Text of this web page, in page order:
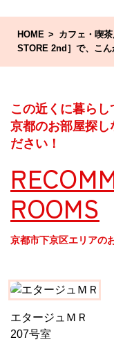
HOME カフェ・喫
STORE 2nd］で、こん
この近くに暮らし
京都のお部屋探し
ださい！
ROOMS
京都市下京区エリアの
エタージュＭＲ
207号室